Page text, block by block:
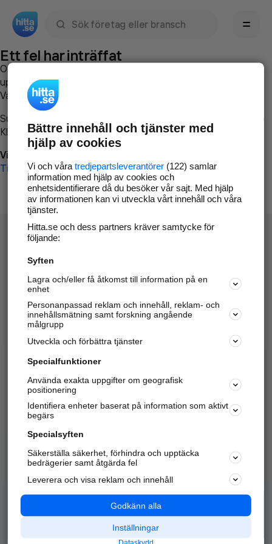
Ett fel har inträffat
Om du vill kan du
uppstod så att vi lättare och snabbare kan avhjälpa det.
Vänligen försök med följande:
Surfa till
Klicka påTillbaka-knappen i webbläsaren och försök igen
Vi beklagar besväret!
Till startsidan
Hitta.se - Gratis nummerupplysning.
Sök företag, personer och platser.
Hitta telefonnummer, adresser, företagsinfo mm.
Marknadsför företaget
Kom igång och annonsera mot
samarbetspartners nära dig.
Alla kategorier
Populära sökningar
API & Kartor
Annonsera
Integritet
Nödnummer
Bättre innehåll och tjänster med
hjälp av cookies
Vi och våra tredjepartsleverantörer(122) samlar
information med hjälp av cookies och
enhetsidentifierare då du besöker vår sajt. Med hjälp
av informationen kan vi utveckla vårt innehåll och våra
tjänster.
Hitta.se och dess partners kräver samtycke för
följande:
Syften
Lagra och/eller få åtkomst till information på en
enhet
Personanpassad reklam och innehåll, reklam- och
innehållsmätning samt forskning angående
målgrupp
Utveckla och förbättra tjänster
Specialfunktioner
Använda exakta uppgifter om geografisk
positionering
Identifiera enheter baserat på information som aktivt
begärs
Specialsyften
Säkerställa säkerhet, förhindra och upptäcka
bedrägerier samt åtgärda fel
Leverera och visa reklam och innehåll
Godkänn alla
Inställningar
Dataskydd